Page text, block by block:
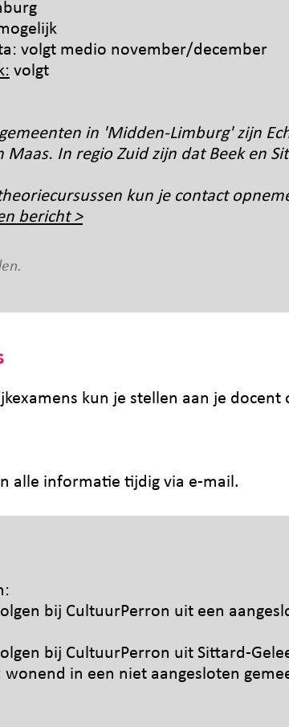
volgt medio november/december
volgt
in 'Midden-Limburg' zijn
Maas. In regio Zuid zijn dat Beek en
kun je contact
bericht >
kun je stellen aan je docent
alle informatie tijdig via e-mail.
bij CultuurPerron uit een
bij CultuurPerron uit Sittard-
in een niet aangesloten